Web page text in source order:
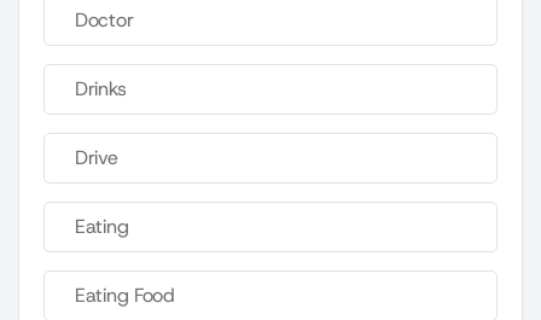
Doctor
Drinks
Drive
Eating
Eating Food